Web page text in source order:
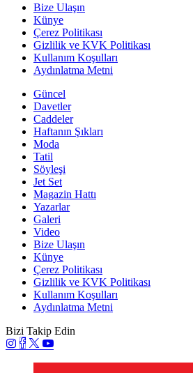
Bize Ulaşın
Künye
Çerez Politikası
Gizlilik ve KVK Politikası
Kullanım Koşulları
Aydınlatma Metni
Güncel
Davetler
Caddeler
Haftanın Şıkları
Moda
Tatil
Söyleşi
Jet Set
Magazin Hattı
Yazarlar
Galeri
Video
Bize Ulaşın
Künye
Çerez Politikası
Gizlilik ve KVK Politikası
Kullanım Koşulları
Aydınlatma Metni
Bizi Takip Edin